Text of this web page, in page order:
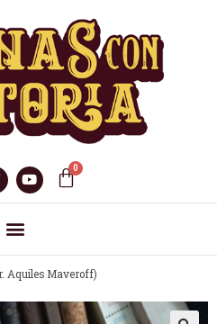
Aquiles Maveroff)